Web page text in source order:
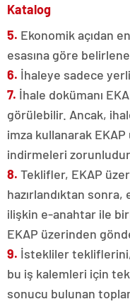
Katalog
5. Ekonomik açıdan
esasına göre
6. İhaleye sadece
7. İhale dokümanı
görülebilir. Ancak,
imza kullanarak
indirmeleri zorunludur.
8. Teklifler, EKAP
hazırlandıktan
ilişkin e-anahtar ile
EKAP üzerinden
9. İstekliler
bu iş kalemleri için
sonucu bulunan